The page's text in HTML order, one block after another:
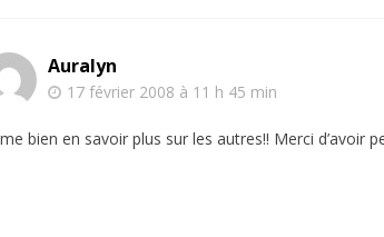
Auralyn
17 février 2008 à 11 h 45 min
bien en savoir plus sur les autres!! Merci